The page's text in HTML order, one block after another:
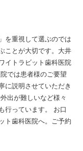
を重視して選ぶのでは
ことが大切です。大井
イトラビット歯科医院
では患者様のご要望
に説明させていただき
出が難しいなど様々
行っています。 お口
ト歯科医院へ。ご予約